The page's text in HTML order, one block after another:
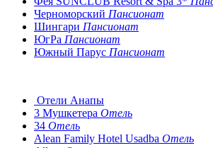
Черноморский Пансионат
Шингари Пансионат
ЮгРа Пансионат
Южный Парус Пансионат
Отели Анапы
3 Мушкетера Отель
34 Отель
Alean Family Hotel Usadba Отель